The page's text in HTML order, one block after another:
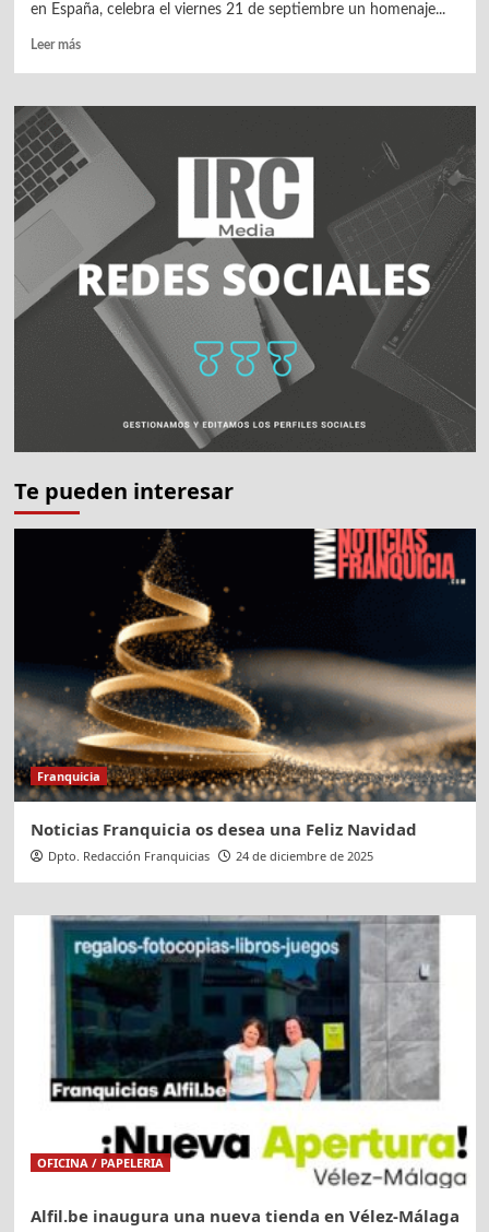
en España, celebra el viernes 21 de septiembre un homenaje...
Leer másLeer
Official
Irish
Pub
brinda
cerveza
Guinness
por
Molly
Te pueden interesar
Franquicia
Noticias Franquicia os desea una Feliz Navidad
Dpto. Redacción Franquicias 24 de diciembre de 2025
OFICINA / PAPELERIA
Alfil.be inaugura una nueva tienda en Vélez-Málaga